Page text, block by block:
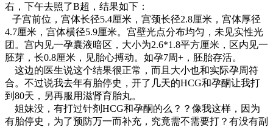
右，下午去照了B超，结果如下：
子宫前位，宫体长径5.4厘米，宫颈长径2.8厘米，宫体厚径
4.7厘米，宫体横径5.9厘米。宫壁光点分布均匀，未见实性光
团。宫内见一孕囊液暗区，大小为2.6*1.8平方厘米，区内见一
胚芽，长0.8厘米，见胎心搏动。如孕7周+，胚胎存活。
这边的医生说这个结果很正常，而且大小也和实际孕周符
合。不过说我去年有胎停史，开了几天的HCG和孕酮让我打
到80天，另再服用滋肾育胎丸。
姐妹没，有打过针剂HCG和孕酮的么？？像我这样，因为
有胎停史，为了预防万一而补充，究竟需不需要打？有没有副